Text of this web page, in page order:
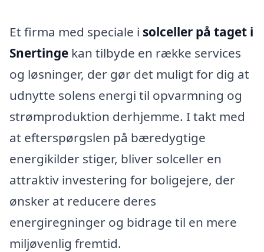
Et firma med speciale i solceller på taget i
Snertinge kan tilbyde en række services
og løsninger, der gør det muligt for dig at
udnytte solens energi til opvarmning og
strømproduktion derhjemme. I takt med
at efterspørgslen på bæredygtige
energikilder stiger, bliver solceller en
attraktiv investering for boligejere, der
ønsker at reducere deres
energiregninger og bidrage til en mere
miljøvenlig fremtid.